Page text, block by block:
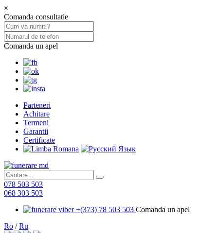
×
Comanda consultatie
Comanda un apel
Parteneri
Achitare
Termeni
Garantii
Certificate
078 503 503
068 303 503
+(373) 78 503 503 Comanda un apel
Ro /Ru